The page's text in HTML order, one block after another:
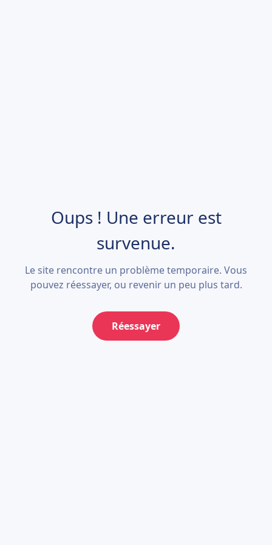
Oups ! Une erreur est
survenue.
Le site rencontre un problème temporaire. Vous
pouvez réessayer, ou revenir un peu plus tard.
Réessayer